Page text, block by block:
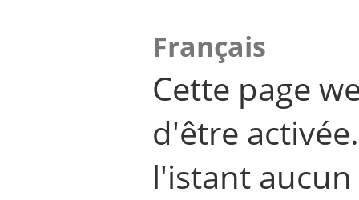
Français
Cette page
d'être
l'istant